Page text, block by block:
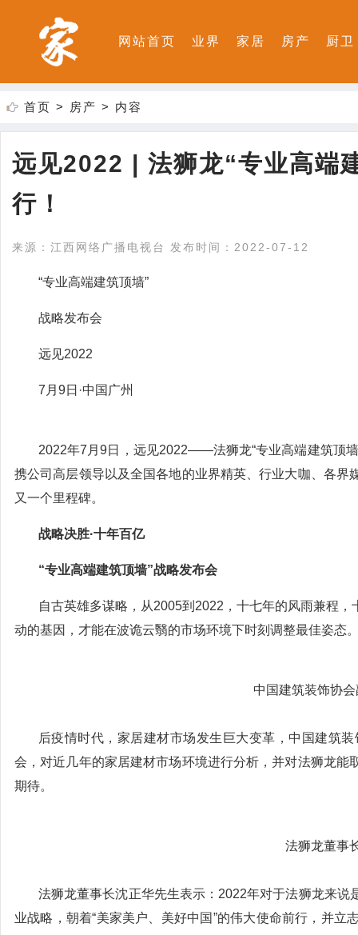
网站首页 业界 家居 房产 厨卫
首页 > 房产 > 内容
远见2022 | 法狮龙“专业高端
行！
来源：江西网络广播电视台 发布时间：2022-07-12
“专业高端建筑顶墙”
战略发布会
远见2022
7月9日·中国广州
2022年7月9日，远见2022——法狮龙“专业高端建筑顶
携公司高层领导以及全国各地的业界精英、行业大咖、各
又一个里程碑。
战略决胜·十年百亿
“专业高端建筑顶墙”战略发布会
自古英雄多谋略，从2005到2022，十七年的风雨兼程
动的基因，才能在波诡云翳的市场环境下时刻调整最佳姿态
中国建筑装饰协
后疫情时代，家居建材市场发生巨大变革，中国建筑
会，对近几年的家居建材市场环境进行分析，并对法狮龙
期待。
法狮龙董事
法狮龙董事长沈正华先生表示：2022年对于法狮龙来
业战略，朝着“美家美户、美好中国”的伟大使命前行，并